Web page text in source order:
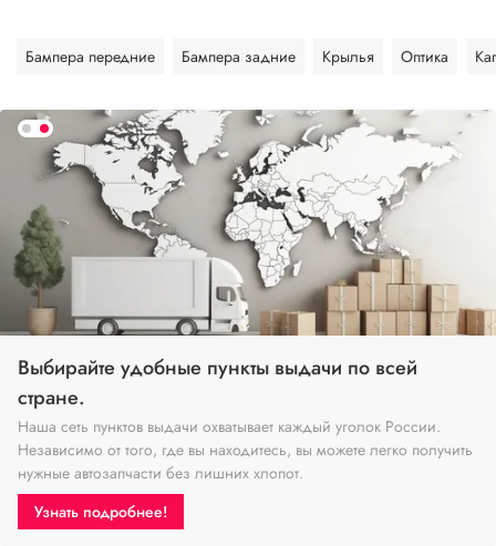
выдачи по всей
каждый уголок России.
вы можете легко получить
хлопот.
городе!
Выбирайте удобные
Наша сеть пунктов выдачи
Независимо от того, где вы
нужные автозапчасти без
Бампера передние Бампера задние Крылья Оптика